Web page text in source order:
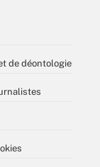
de déontologie